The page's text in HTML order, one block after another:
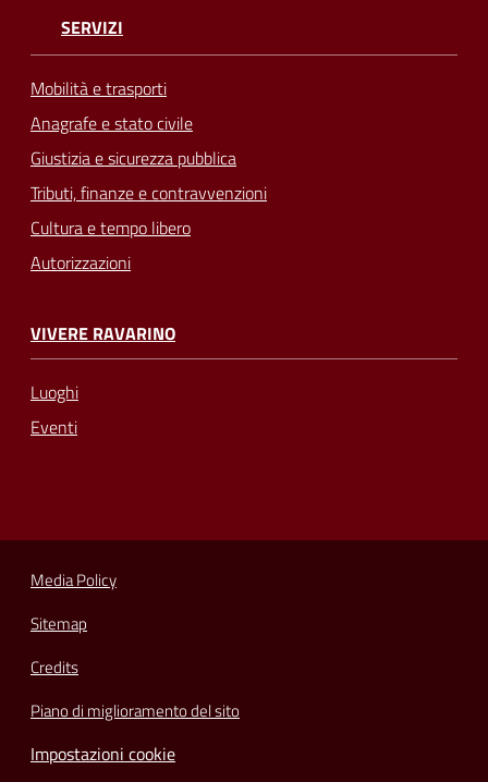
SERVIZI
Mobilità e trasporti
Anagrafe e stato civile
Giustizia e sicurezza pubblica
Tributi, finanze e contravvenzioni
Cultura e tempo libero
Autorizzazioni
VIVERE RAVARINO
Luoghi
Eventi
Media Policy
Sitemap
Credits
Piano di miglioramento del sito
Impostazioni cookie